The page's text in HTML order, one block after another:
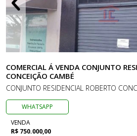
COMERCIAL Á VENDA CONJUNTO
CONCEIÇÃO CAMBÉ
CONJUNTO RESIDENCIAL ROBERTO
WHATSAPP
VENDA
R$ 750.000,00